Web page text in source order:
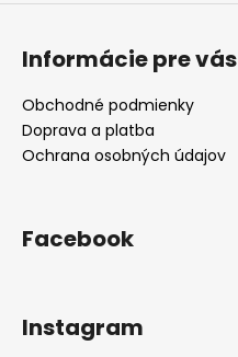
Informácie pre vás
Obchodné podmienky
Doprava a platba
Ochrana osobných údajov
Facebook
Instagram